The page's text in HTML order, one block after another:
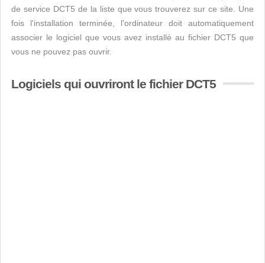
de service DCT5 de la liste que vous trouverez sur ce site. Une
fois l'installation terminée, l'ordinateur doit automatiquement
associer le logiciel que vous avez installé au fichier DCT5 que
vous ne pouvez pas ouvrir.
Logiciels qui ouvriront le fichier DCT5